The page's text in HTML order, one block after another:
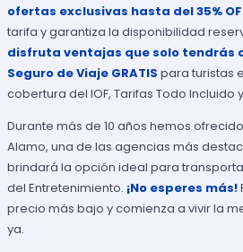
ofertas exclusivas hasta del 35%
tarifa y garantiza la disponibilidad
disfruta ventajas que solo tendrás
Seguro de Viaje GRATIS para turistas
cobertura del IOF, Tarifas Todo Incluido
Durante más de 10 años hemos
Alamo, una de las agencias más
brindará la opción ideal para
del Entretenimiento. ¡No esperes más!
precio más bajo y comienza a vivir la
ya.